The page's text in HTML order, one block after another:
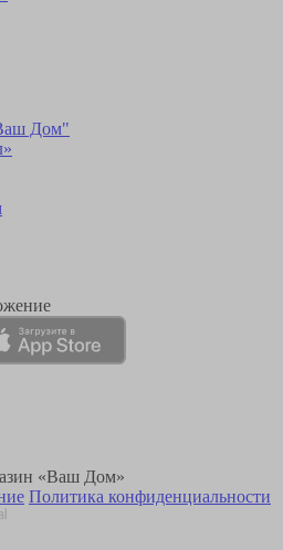
Дом"
«Ваш Дом»
Политика конфиденциальности